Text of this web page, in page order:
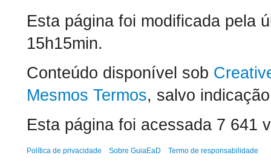
Esta página foi modificada pela
15h15min.
Conteúdo disponível sob
Mesmos Termos, salvo
Esta página foi acessada 7 641
Política de privacidade Sobre GuiaEaD Termo de responsabilidade